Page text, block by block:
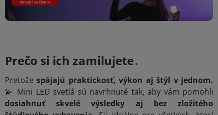
Prečo si ich zamilujete
Pretožespájajú praktickosť, výkon aj štýl v jednom.
💫 Mini LED svetlá sú navrhnuté tak, aby vám pomohli
dosiahnuť skvelé výsledky aj bez zložitého